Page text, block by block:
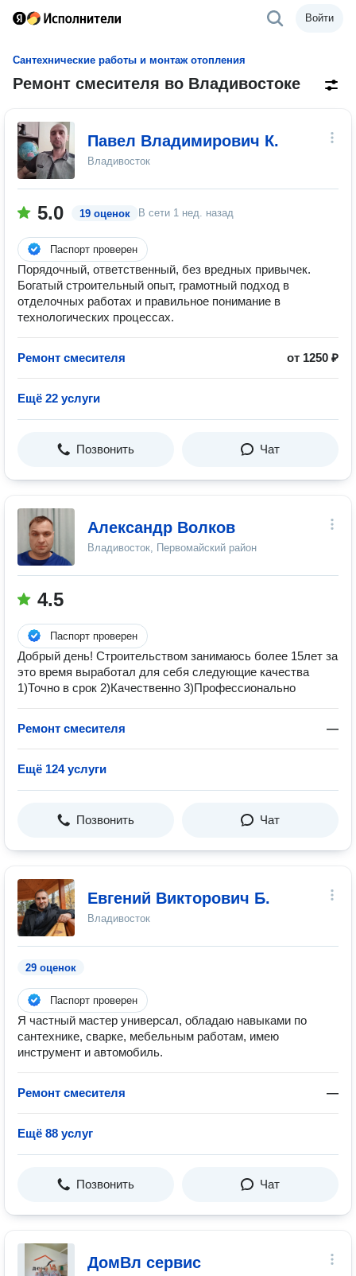
Войти
Сантехнические работы и монтаж отопления
Ремонт смесителя во Владивостоке
Павел Владимирович К.
Владивосток
5.0 19 оценок В сети 1 нед. назад
Паспорт проверен
Порядочный, ответственный, без вредных привычек.
Богатый строительный опыт, грамотный подход в
отделочных работах и правильное понимание в
технологических процессах.
Ремонт смесителя от 1250 ₽
Ещё 22 услуги
Позвонить Чат
Александр Волков
Владивосток, Первомайский район
4.5
Паспорт проверен
Добрый день! Строительством занимаюсь более 15лет за
это время выработал для себя следующие качества
1)Точно в срок 2)Качественно 3)Профессионально
Ремонт смесителя —
Ещё 124 услуги
Позвонить Чат
Евгений Викторович Б.
Владивосток
29 оценок
Паспорт проверен
Я частный мастер универсал, обладаю навыками по
сантехнике, сварке, мебельным работам, имею
инструмент и автомобиль.
Ремонт смесителя —
Ещё 88 услуг
Позвонить Чат
ДомВл сервис